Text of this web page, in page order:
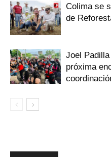
Colima se
de
Joel
próxima